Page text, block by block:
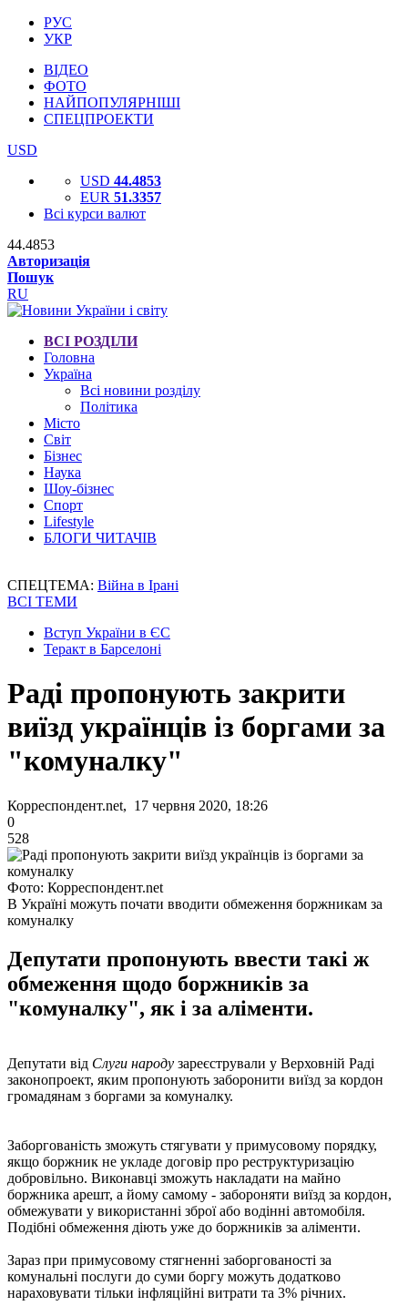
РУС
УКР
ВІДЕО
ФОТО
НАЙПОПУЛЯРНІШІ
СПЕЦПРОЕКТИ
USD
USD 44.4853
EUR 51.3357
Всі курси валют
44.4853
Авторизація
Пошук
RU
ВСІ РОЗДІЛИ
Головна
Україна
Всі новини розділу
Політика
Місто
Світ
Бізнес
Наука
Шоу-бізнес
Спорт
Lifestyle
БЛОГИ ЧИТАЧІВ
СПЕЦТЕМА: Війна в Ірані
ВСІ ТЕМИ
Вступ України в ЄС
Теракт в Барселоні
Раді пропонують закрити
виїзд українців із боргами за
"комуналку"
Корреспондент.net, 17 червня 2020, 18:26
0
528
Фото: Корреспондент.net
В Україні можуть почати вводити обмеження боржникам за
комуналку
Депутати пропонують ввести такі ж
обмеження щодо боржників за
"комуналку", як і за аліменти.
Депутати від Слуги народу зареєстрували у Верховній Раді
законопроект, яким пропонують заборонити виїзд за кордон
громадянам з боргами за комуналку.
Заборгованість зможуть стягувати у примусовому порядку,
якщо боржник не укладе договір про реструктуризацію
добровільно. Виконавці зможуть накладати на майно
боржника арешт, а йому самому - забороняти виїзд за кордон,
обмежувати у використанні зброї або водінні автомобіля.
Подібні обмеження діють уже до боржників за аліменти.
Зараз при примусовому стягненні заборгованості за
комунальні послуги до суми боргу можуть додатково
нараховувати тільки інфляційні витрати та 3% річних.